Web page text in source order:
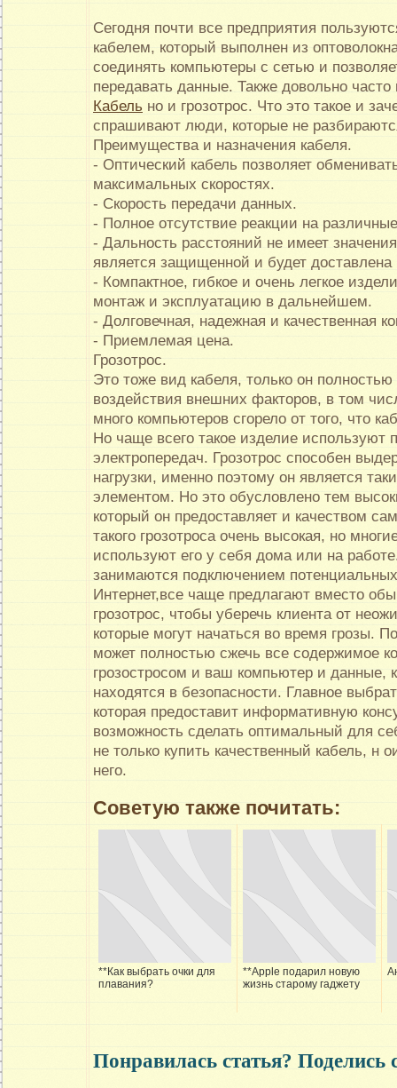
Сегодня почти все предприятия
кабелем, который выполнен из
соединять компьютеры с сетью и
передавать данные. Также довольно
Кабель но и грозотрос. Что это такое и
спрашивают люди, которые не
Преимущества и назначения кабеля.
- Оптический кабель позволяет
максимальных скоростях.
- Скорость передачи данных.
- Полное отсутствие реакции на
- Дальность расстояний не имеет
является защищенной и будет доставлена
- Компактное, гибкое и очень легкое
монтаж и эксплуатацию в дальнейшем.
- Долговечная, надежная и качественная
- Приемлемая цена.
Грозотрос.
Это тоже вид кабеля, только он
воздействия внешних факторов, в том
много компьютеров сгорело от того, что
Но чаще всего такое изделие используют
электропередач. Грозотрос способен
нагрузки, именно поэтому он является
элементом. Но это обусловлено тем
который он предоставляет и качеством
такого грозотроса очень высокая, но
используют его у себя дома или на
занимаются подключением
Интернет,все чаще предлагают вместо
грозотрос, чтобы уберечь клиента от
которые могут начаться во время грозы.
может полностью сжечь все содержимое
грозостросом и ваш компьютер и данные,
находятся в безопасности. Главное
которая предоставит информативную
возможность сделать оптимальный для
не только купить качественный кабель, н
него.
Советую также почитать:
**Как выбрать очки для
плавания?
**Apple подарил новую
жизнь старому гаджету
Понравилась статья? Поделись